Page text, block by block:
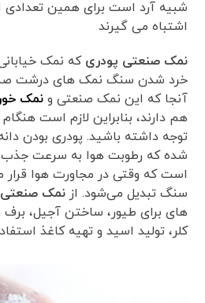
شبیه آرد است برای همین تعدادی از
اشتباه می گیرند
نمک صنعتی پودری که نمک
خرد شدن سنگ نمک‌ های درشت
آنجا که این نمک صنعتی ونمک
هم دارند، بنابراین لازم است
توجه داشته باشید. پودری بودن
شده که رطوبت هوا به سرعت جذب
است که وقتی در مجاورت هوا
سنگ تبدیل می‌شود. از نمک صنعتی
های برای طیور، ساختن آجیل، برف
کلر، تولید اسید و تهیه کاغذ